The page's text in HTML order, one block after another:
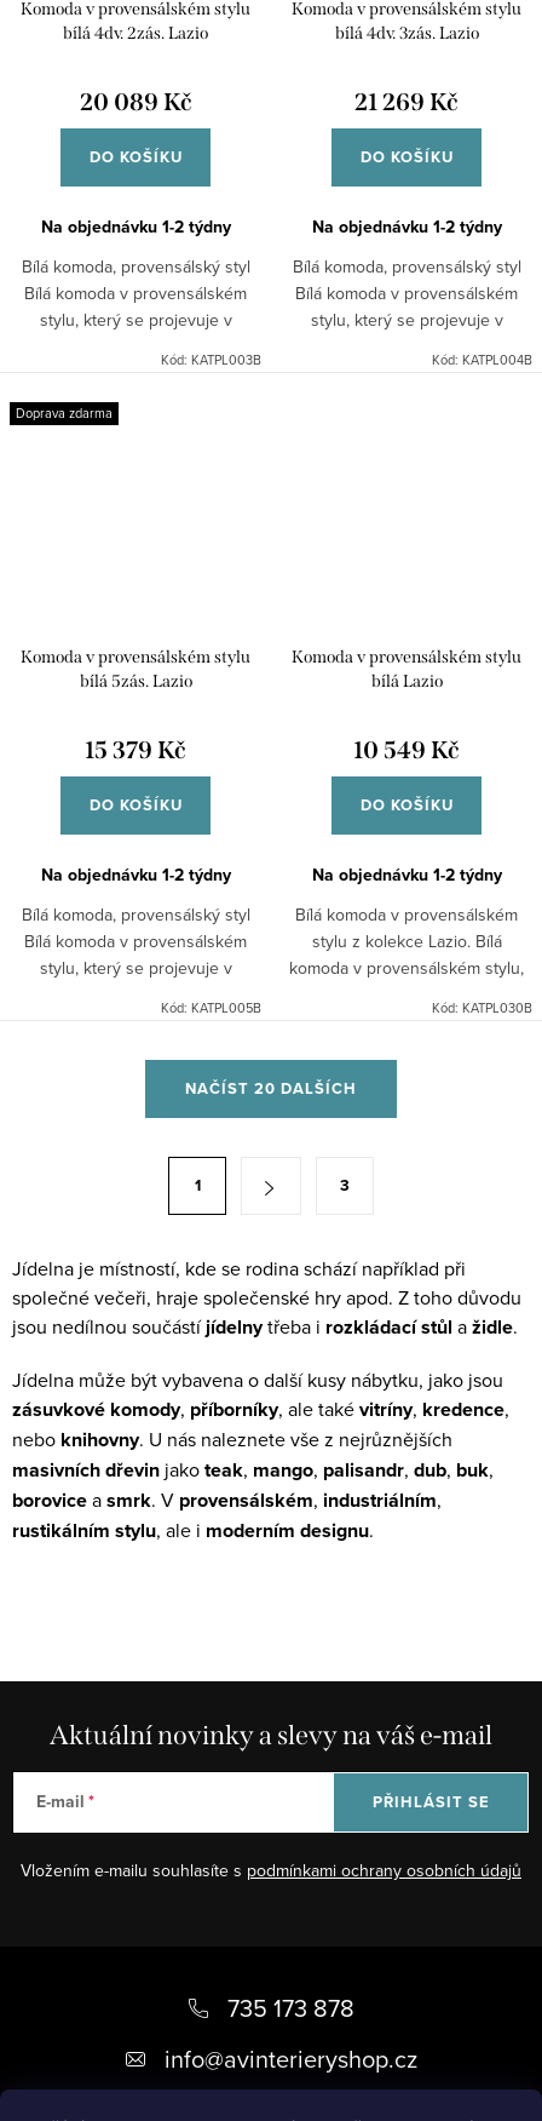
Komoda v provensálském stylu
bílá 4dv. 2zás. Lazio
20 089 Kč
DO KOŠÍKU
Na objednávku 1-2 týdny
Bílá komoda, provensálský styl
Bílá komoda v provensálském
stylu, který se projevuje v
úchyty, stejně jako...
Kód: KATPL003B
Komoda v provensálském stylu
bílá 4dv. 3zás. Lazio
21 269 Kč
DO KOŠÍKU
Na objednávku 1-2 týdny
Bílá komoda, provensálský styl
Bílá komoda v provensálském
stylu, který se projevuje v
Kód: KATPL004B
Doprava zdarma
Komoda v provensálském stylu
bílá 5zás. Lazio
15 379 Kč
DO KOŠÍKU
Na objednávku 1-2 týdny
Bílá komoda, provensálský styl
Bílá komoda v provensálském
stylu, který se projevuje v
frézované výplně dveří kovové
Kód: KATPL005B
Komoda v provensálském stylu
bílá Lazio
10 549 Kč
DO KOŠÍKU
Na objednávku 1-2 týdny
Bílá komoda v provensálském
stylu z kolekce Lazio. Bílá
komoda v provensálském stylu,
detailech, jako jsou: frézované
Kód: KATPL030B
c
í
p
v
k
y
v
ý
p
NAČÍST 20 DALŠÍCH
á
n
k
o
v
á
n
í
1 3
Jídelna je místností, kde se rodina schází například při
společné večeři, hraje společenské hry apod. Z toho důvodu
jsou nedílnou součástíjídelnytřeba i rozkládací stůl ažidle.
Jídelna může být vybavena o další kusy nábytku, jako jsou
zásuvkové komody, příborníky, ale takévitríny, kredence,
nebo knihovny. U nás naleznete vše z nejrůznějších
masivních dřevin jakoteak, mango, palisandr, dub, buk,
boroviceasmrk. V provensálském, industriálním,
rustikálním stylu, ale i moderním designu.
Aktuální novinky a slevy na váš e-mail
E-mail
Vložením e-mailu souhlasíte s podmínkami ochrany osobních údajů
PŘIHLÁSIT SE
a
735 173 878
info@avinterieryshop.cz